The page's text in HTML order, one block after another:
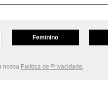
Feminino
nossa Política de Privacidade.